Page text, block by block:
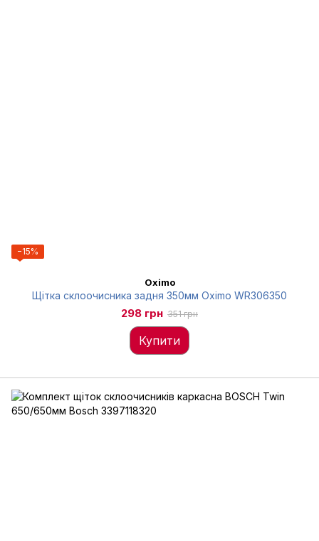
−15%
Oximo
Щітка склоочисника задня 350мм Oximo WR306350
298 грн 351 грн
Купити